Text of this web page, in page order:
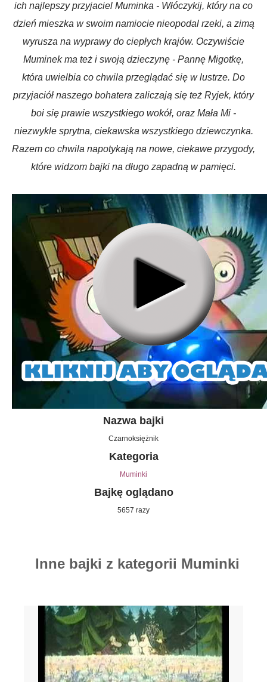
ich najlepszy przyjaciel Muminka - Włóczykij, który na co
dzień mieszka w swoim namiocie nieopodal rzeki, a zimą
wyrusza na wyprawy do ciepłych krajów. Oczywiście
Muminek ma też i swoją dzieczynę - Pannę Migotkę,
która uwielbia co chwila przeglądać się w lustrze. Do
przyjaciół naszego bohatera zaliczają się też Ryjek, który
boi się prawie wszystkiego wokół, oraz Mała Mi -
niezwykle sprytna, ciekawska wszystkiego dziewczynka.
Razem co chwila napotykają na nowe, ciekawe przygody,
które widzom bajki na długo zapadną w pamięci.
Nazwa bajki
Czarnoksiężnik
Kategoria
Muminki
Bajkę oglądano
5657 razy
Inne bajki z kategorii Muminki